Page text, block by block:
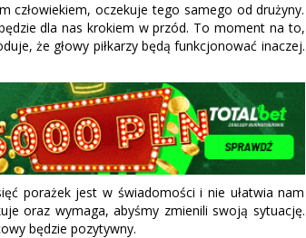
człowiekiem, oczekuje tego samego od drużyny.
dla nas krokiem w przód. To moment na to,
że głowy piłkarzy będą funkcjonować inaczej.
porażek jest w świadomości i nie ułatwia nam
oraz wymaga, abyśmy zmienili swoją sytuację.
będzie pozytywny.